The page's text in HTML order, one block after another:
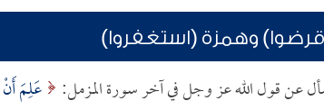
وهمزة (استغفروا)
عن قول الله عز وجل في آخر سورة المزمل: عَلِمَ